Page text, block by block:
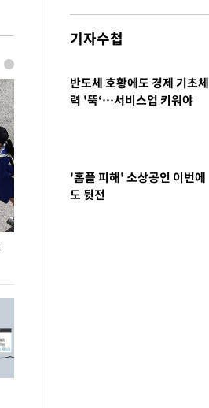
기자수첩
반도체 호황에도 경제 기초체
력 '뚝‘…서비스업 키워야
'홈플 피해' 소상공인 이번에
도 뒷전